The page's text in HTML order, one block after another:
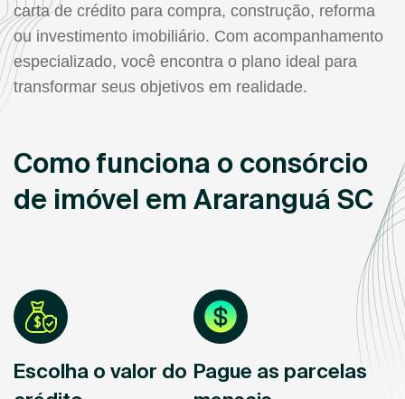
carta de crédito para compra, construção, reforma
ou investimento imobiliário. Com acompanhamento
especializado, você encontra o plano ideal para
transformar seus objetivos em realidade.
Como funciona o consórcio
de imóvel em Araranguá SC
Escolha o valor do Pague as parcelas